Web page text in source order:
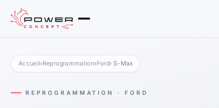
Accueil›Reprogrammation›Ford› S-Max
REPROGRAMMATION · FORD